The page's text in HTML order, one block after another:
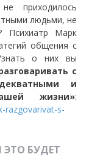
приходилось
людьми, не
Психиатр Марк
общения с
о них вы
с
и
жизни»:
razgovarivat-s-
БУДЕТ